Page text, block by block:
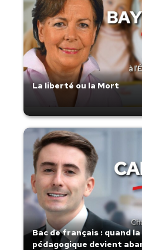
La liberté ou la Mort
Bac de français : quand
pédagogique devient